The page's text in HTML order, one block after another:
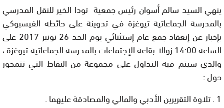
ينهي السيد سالم أسوان رئيس جمعية تودا الخير للنقل المدرسي
بالمدرسة الجماعاتية تيوغزة في تدوينة على حائطه الفيسبوكي
بإخبار عن إنعقاد جمع عام إستثنائي يوم الحد 26 نونبر 2017 على
الساعة 14:00 زوالا بقاعة الإجتماعات بالمدرسة الجماعاتية تيوغزة ،
والذي سيتم فيه التداول على مجموعة من النقاط التي تتمحور
حول :
1 . تلاوة التقريرين الأدبي والمالي والمصادقة عليهما .